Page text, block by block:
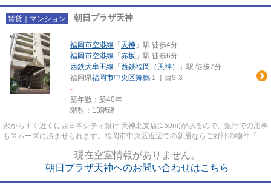
賃貸｜マンション 朝日プラザ天神
福岡市空港線 「天神 」駅 徒歩4分
福岡市空港線 「赤坂 」駅 徒歩6分
西鉄大牟田線 「西鉄福岡（天神）
」駅 徒歩7分
福岡県福岡市中央区舞鶴 １丁目9-3
-
築年数：築40年
階数：13階建
家からすぐ近くに西日本シティ銀行 天神北支店(150m)があるので、銀行での用事
もスムーズに済ませられます。福岡市中央区近辺での新居ならご好評の物件「朝
日プラザ天神」はいかがでし...
現在空室情報がありません。
朝日プラザ天神へのお問い合わせはこちら